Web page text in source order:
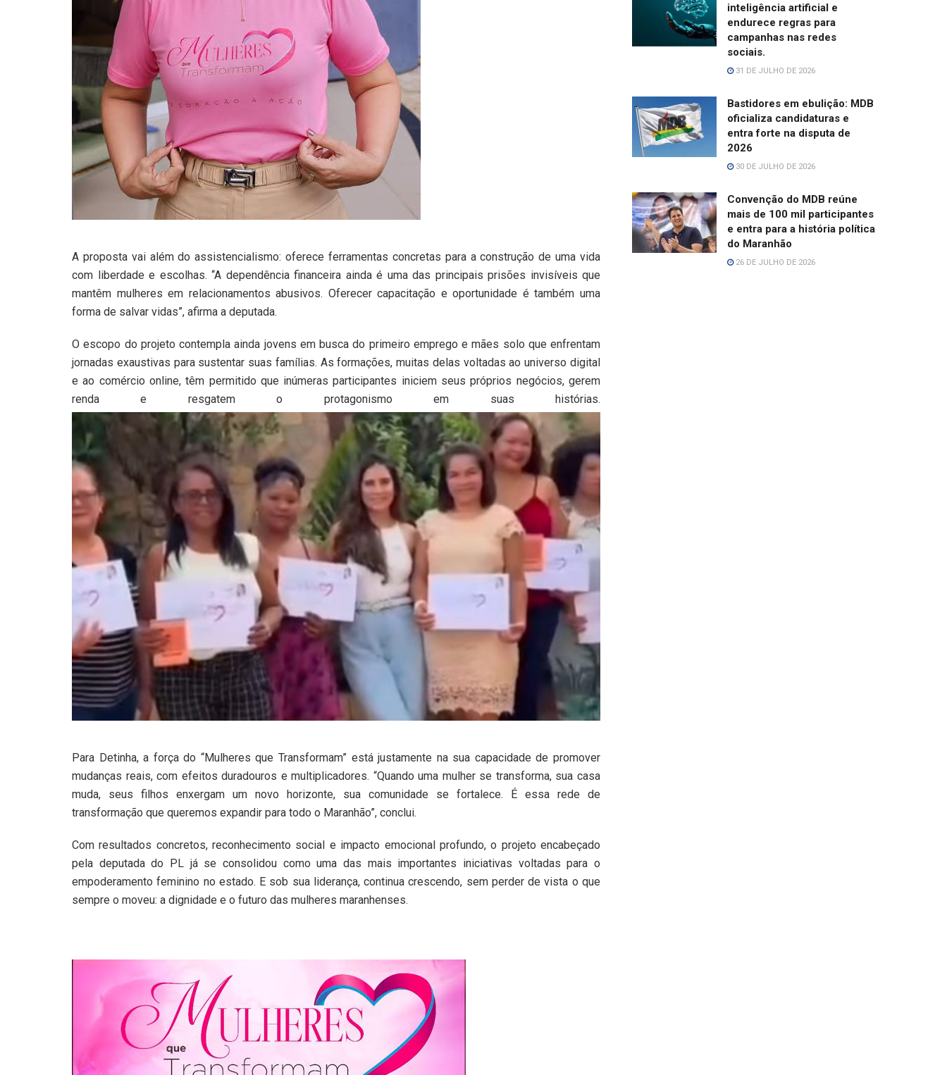
A proposta vai além do assistencialismo: oferece ferramentas concretas para a construção de uma vida
com liberdade e escolhas. “A dependência financeira ainda é uma das principais prisões invisíveis que
mantêm mulheres em relacionamentos abusivos. Oferecer capacitação e oportunidade é também uma
forma de salvar vidas”, afirma a deputada.
O escopo do projeto contempla ainda jovens em busca do primeiro emprego e mães solo que enfrentam
jornadas exaustivas para sustentar suas famílias. As formações, muitas delas voltadas ao universo digital
e ao comércio online, têm permitido que inúmeras participantes iniciem seus próprios negócios, gerem
renda e resgatem o protagonismo em suas histórias.
Para Detinha, a força do “Mulheres que Transformam” está justamente na sua capacidade de promover
mudanças reais, com efeitos duradouros e multiplicadores. “Quando uma mulher se transforma, sua casa
muda, seus filhos enxergam um novo horizonte, sua comunidade se fortalece. É essa rede de
transformação que queremos expandir para todo o Maranhão”, conclui.
Com resultados concretos, reconhecimento social e impacto emocional profundo, o projeto encabeçado
pela deputada do PL já se consolidou como uma das mais importantes iniciativas voltadas para o
empoderamento feminino no estado. E sob sua liderança, continua crescendo, sem perder de vista o que
sempre o moveu: a dignidade e o futuro das mulheres maranhenses.
inteligência artificial e
endurece regras para
campanhas nas redes
sociais.
31 DE JULHO DE 2026
Bastidores em ebulição: MDB
oficializa candidaturas e
entra forte na disputa de
2026
30 DE JULHO DE 2026
Convenção do MDB reúne
mais de 100 mil participantes
e entra para a história política
do Maranhão
26 DE JULHO DE 2026